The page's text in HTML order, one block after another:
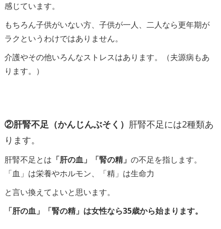
感じています。
もちろん子供がいない方、子供が一人、二人なら更年期が
ラクというわけではありません。
介護やその他いろんなストレスはあります。（夫源病もあ
ります。）
②肝腎不足（かんじんぶそく） 肝腎不足には2種類あ
ります。
肝腎不足とは 「肝の血」「腎の精」 の不足を指します。
「血」は栄養やホルモン、「精」は生命力
と言い換えてよいと思います。
「肝の血」「腎の精」は女性なら35歳から始まります。